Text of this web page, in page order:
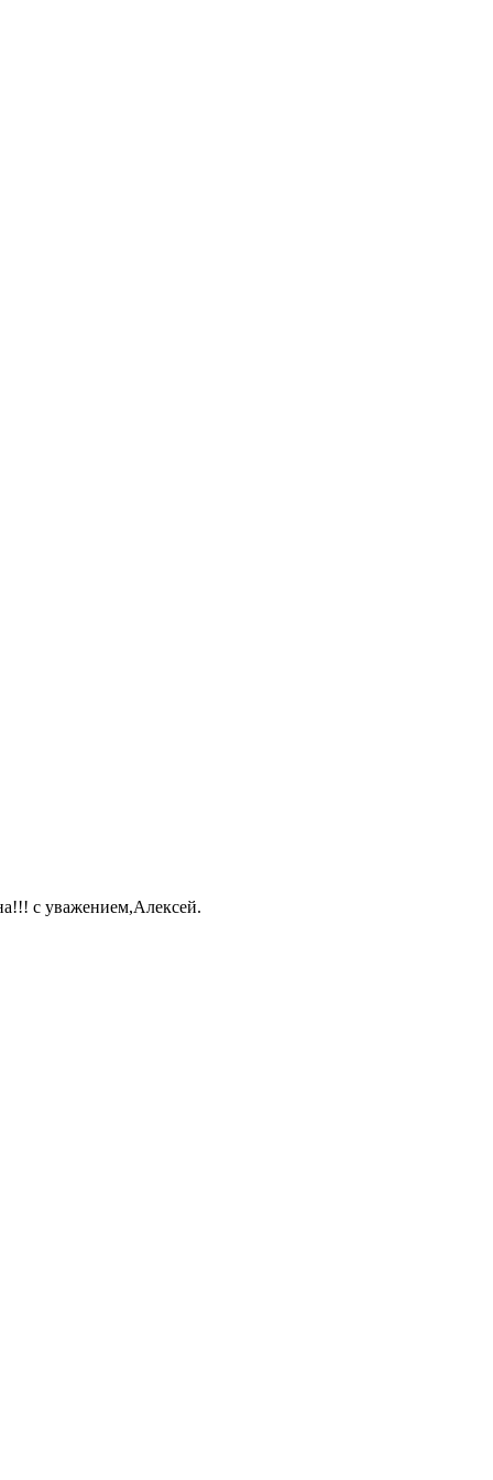
с уважением,Алексей.